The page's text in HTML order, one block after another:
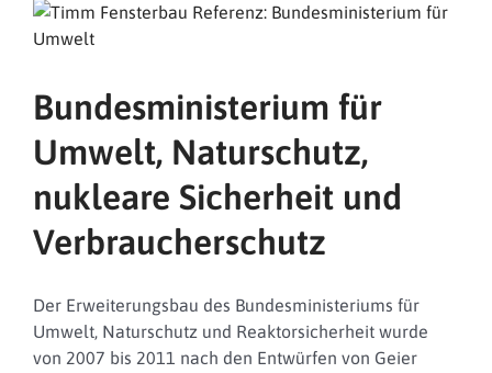
Bundesministerium für
Umwelt, Naturschutz,
nukleare Sicherheit und
Verbraucherschutz
Der Erweiterungsbau des Bundesministeriums für
Umwelt, Naturschutz und Reaktorsicherheit wurde
von 2007 bis 2011 nach den Entwürfen von Geier